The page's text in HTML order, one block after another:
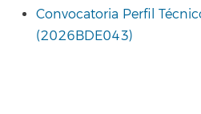
Convocatoria Perfil
(2026BDE043)